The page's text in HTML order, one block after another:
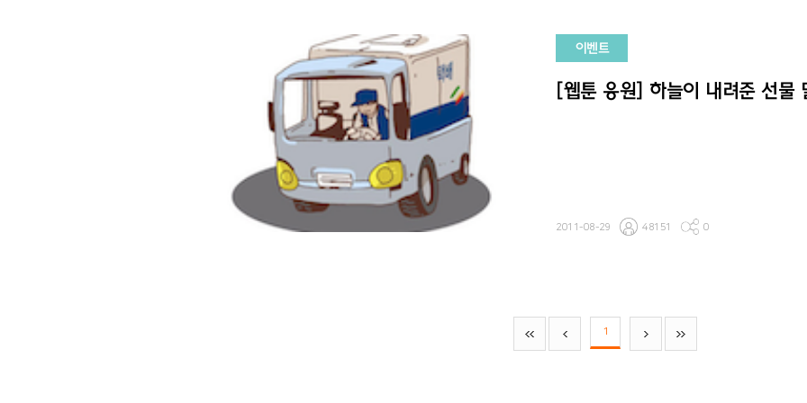
이벤트
[웹툰 응원] 하늘이 내려준 선물
2011-08-29 48151 0
1